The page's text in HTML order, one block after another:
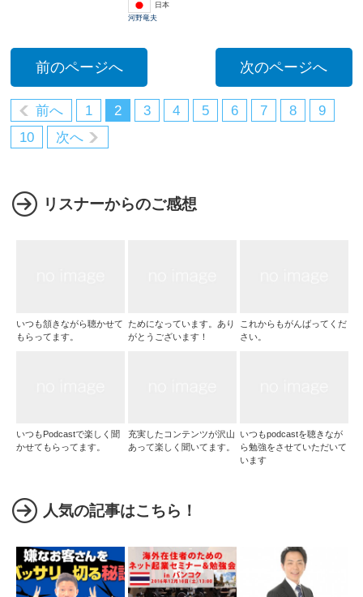
日本
河野竜夫
次のページへ
前のページへ
前へ 1 2 3 4 5 6 7 8
9
10
次へ
リスナーからのご感想
いつも頷きながら聴かせて
もらってます。
ためになっています。あり
がとうございます！
これからもがんばってくだ
さい。
いつもPodcastで楽しく聞
かせてもらってます。
充実したコンテンツが沢山
あって楽しく聞いてます。
いつもpodcastを聴きなが
ら勉強をさせていただいて
います
人気の記事はこちら！